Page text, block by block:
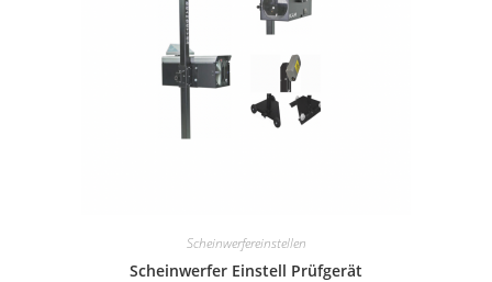
Scheinwerfereinstellen
Scheinwerfer Einstell Prüfgerät